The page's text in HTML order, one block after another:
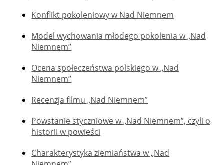
Konflikt pokoleniowy w Nad Niemnem
Model wychowania młodego pokolenia w „Nad
Niemnem”
Ocena społeczeństwa polskiego w „Nad
Niemnem”
Recenzja filmu „Nad Niemnem”
Powstanie styczniowe w „Nad Niemnem”, czyli o
historii w powieści
Charakterystyka ziemiaństwa w „Nad